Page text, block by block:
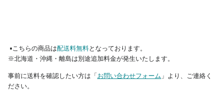
▪︎こちらの商品は配送料無料となっております。
※北海道・沖縄・離島は別途追加料金が発生いたします。
事前に送料を確認したい方は「お問い合わせフォーム 」より、ご連絡く
ださい。